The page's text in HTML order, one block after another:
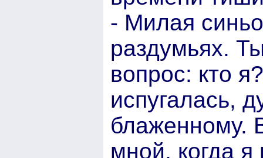
- Милая
раздумьях.
вопрос: кто
испугалась,
блаженному.
мной, когда